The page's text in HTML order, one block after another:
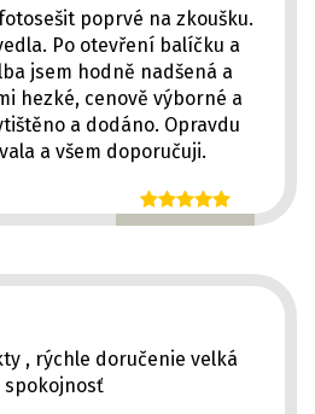
poprvé na zkoušku.
Po otevření balíčku a
jsem hodně nadšená a
hezké, cenově výborné a
a dodáno. Opravdu
a všem doporučuji.
, rýchle doručenie velká
spokojnosť